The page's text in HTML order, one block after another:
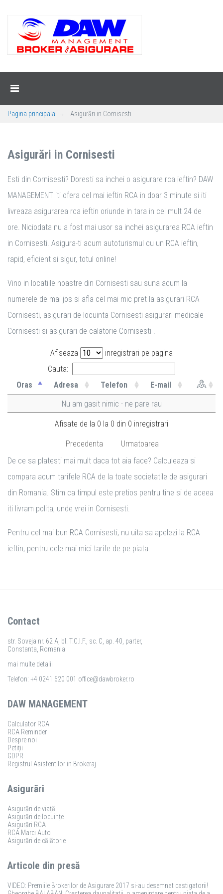
Pagina principala Asigurări in Cornisesti
Asigurări in Cornisesti
Esti din Cornisesti? Doresti sa inchei o asigurare rca ieftin? DAW
MANAGEMENT iti ofera cel mai ieftin RCA in doar 3 minute si iti
livreaza asigurarea rca ieftin oriunde in tara in cel mult 24 de
ore. Niciodata nu a fost mai usor sa inchei asigurarea RCA ieftin
in Cornisesti. Asigura-ti acum autoturismul cu un RCA ieftin,
rapid, eficient si sigur, totul online!
Vino in locatiile noastre din Cornisesti sau suna acum la
numerele de mai jos si afla cel mai mic pret la asigurari RCA
Cornisesti, asigurari de locuinta Cornisesti asigurari medicale
Cornisesti si asigurari de calatorie Cornisesti .
Afiseaza
inregistrari pe pagina
Cauta:
Oras
Adresa Telefon
E-mail
Nu am gasit nimic - ne pare rau
Afisate de la 0 la 0 din 0 inregistrari
Precedenta
Urmatoarea
De ce sa platesti mai mult daca tot aia face? Calculeaza si
compara acum tarifele RCA de la toate societatile de asigurari
din Romania. Stim ca timpul este pretios pentru tine si de aceea
iti livram polita, unde vrei in Cornisesti.
Pentru cel mai bun RCA Cornisesti, nu uita sa apelezi la RCA
ieftin, pentru cele mai mici tarife de pe piata.
Contact
str. Soveja nr. 62 A, bl. T.C.I.F., sc. C, ap. 40, parter,
Constanta, Romania
mai multe detalii
Telefon: +4 0241 620 001 office@dawbroker.ro
DAW MANAGEMENT
Calculator RCA
RCA Reminder
Despre noi
Petiții
GDPR
Registrul Asistentilor in Brokeraj
Asigurări
Asigurări de viață
Asigurări de locuințe
Asigurări RCA
RCA Marci Auto
Asigurări de călătorie
Articole din presă
VIDEO: Premiile Brokerilor de Asigurare 2017 si-au desemnat castigatorii!